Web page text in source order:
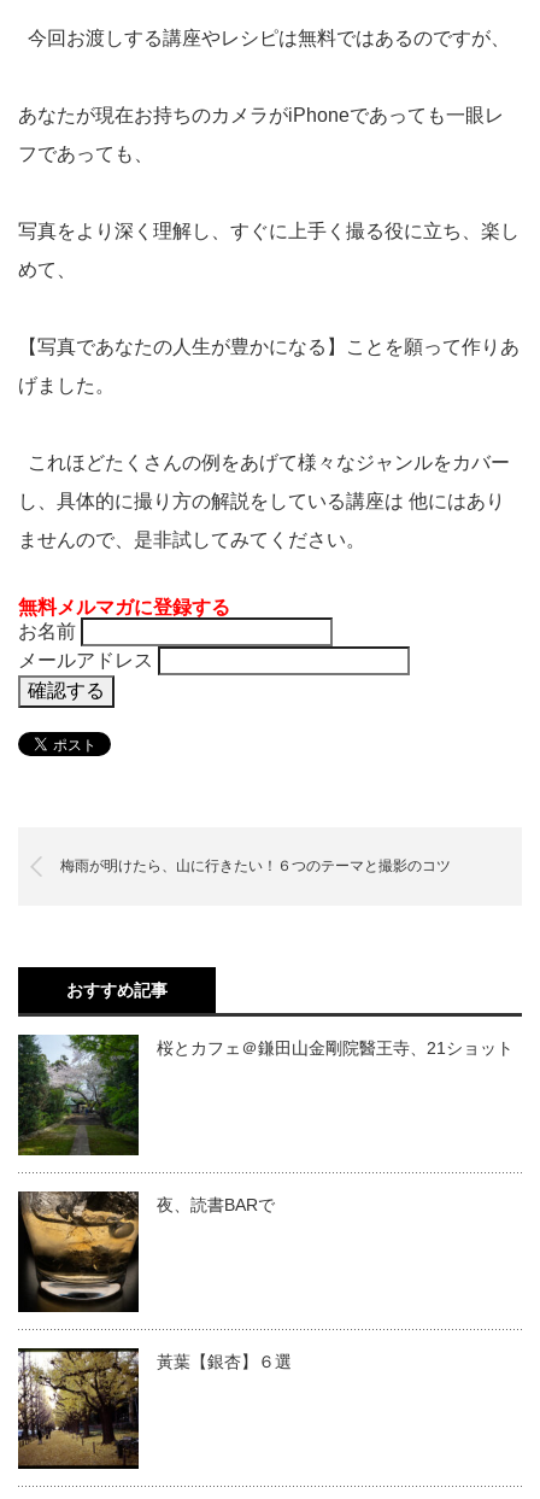
今回お渡しする講座やレシピは無料ではあるのですが、
あなたが現在お持ちのカメラがiPhoneであっても一眼レ
フであっても、
写真をより深く理解し、すぐに上手く撮る役に立ち、楽し
めて、
【写真であなたの人生が豊かになる】ことを願って作りあ
げました。
これほどたくさんの例をあげて様々なジャンルをカバー
し、具体的に撮り方の解説をしている講座は 他にはあり
ませんので、是非試してみてください。
無料メルマガに登録する
お名前
メールアドレス
梅雨が明けたら、山に行きたい！６つのテーマと撮影のコツ
おすすめ記事
桜とカフェ＠鎌田山金剛院醫王寺、21ショット
夜、読書BARで
黃葉【銀杏】６選